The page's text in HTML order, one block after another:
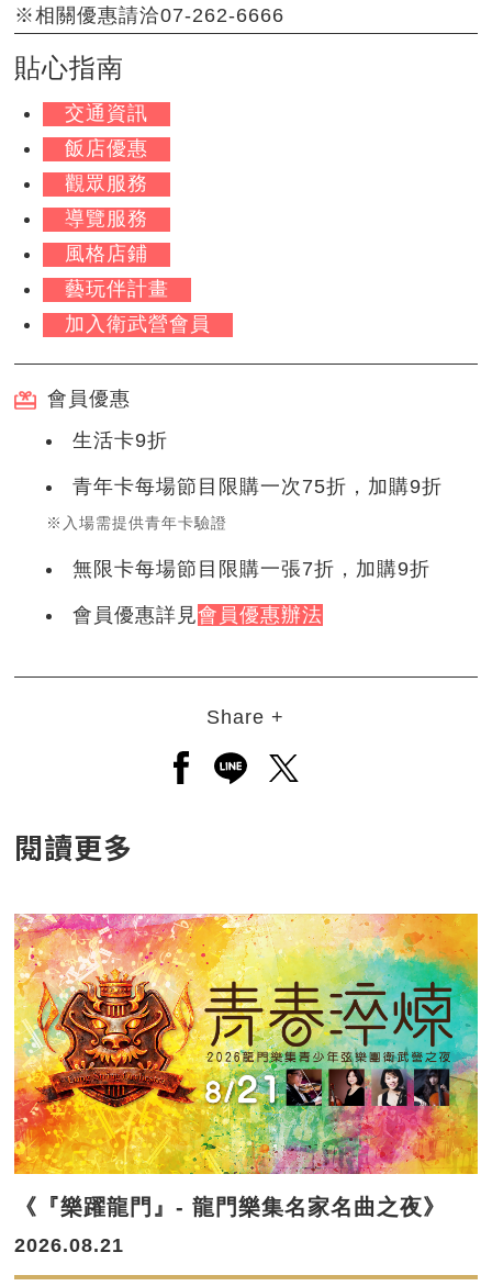
※相關優惠請洽07-262-6666
貼心指南
交通資訊
飯店優惠
觀眾服務
導覽服務
風格店鋪
藝玩伴計畫
加入衛武營會員
會員優惠
生活卡9折
青年卡每場節目限購一次75折，加購9折
※入場需提供青年卡驗證
無限卡每場節目限購一張7折，加購9折
會員優惠詳見會員優惠辦法
Share +
另開新視窗分享至facebook
另開新視窗分享至line
另開新視窗分享至
閱讀更多
《『樂躍龍門』- 龍門樂集名家名曲之夜》
2026.08.21